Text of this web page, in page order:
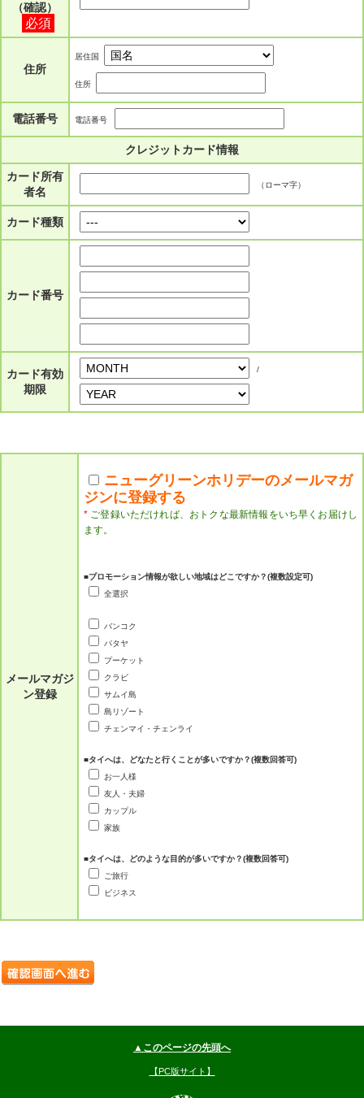
（確認）
必須
住所
居住国
住所
電話番号 電話番号
クレジットカード情報
カード所有
者名
（ローマ字）
カード種類
カード番号
カード有効
期限
/
メールマガジ
ン登録
ニューグリーンホリデーのメールマガ
ジンに登録する
* ご登録いただければ、おトクな最新情報をいち早くお届けし
ます。
■プロモーション情報が欲しい地域はどこですか？(複数設定可)
全選択
バンコク
パタヤ
プーケット
クラビ
サムイ島
島リゾート
チェンマイ・チェンライ
■タイへは、どなたと行くことが多いですか？(複数回答可)
お一人様
友人・夫婦
カップル
家族
■タイへは、どのような目的が多いですか？(複数回答可)
ご旅行
ビジネス
▲このページの先頭へ
【PC版サイト】